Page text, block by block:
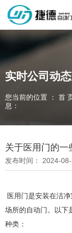
深圳市捷德自动门
制作销售和安装的
为客户量身
设计、制作、
实时公司动
您当前的位置 ： 首
息：
关于医用门的一
发布时间： 2024-
医用门是安装在洁
场所的自动门。以下
种类：